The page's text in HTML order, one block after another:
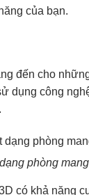
của bạn.
đến cho
dụng công
phòng
có khả năng